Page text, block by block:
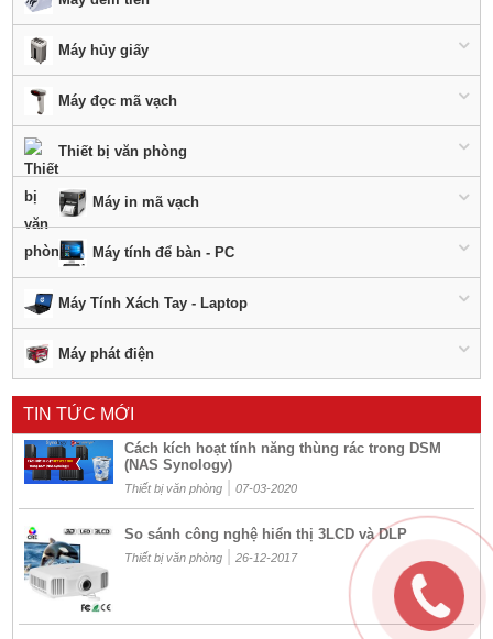
Máy hủy giấy
Máy đọc mã vạch
Thiết bị văn phòng
Máy in mã vạch
Máy tính để bàn - PC
Máy Tính Xách Tay - Laptop
Máy phát điện
TIN TỨC MỚI
Cách kích hoạt tính năng thùng rác trong DSM
(NAS Synology)
Thiết bị văn phòng| 07-03-2020
So sánh công nghệ hiển thị 3LCD và DLP
Thiết bị văn phòng| 26-12-2017